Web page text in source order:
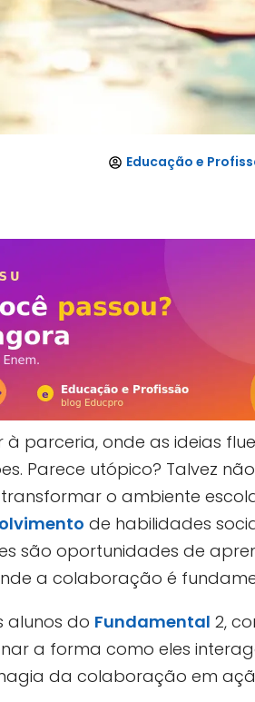
Educação e
parceria, onde as ideias
Parece utópico? Talvez
o ambiente
de habilidades
são oportunidades de
a colaboração é
alunos do Fundamental 2,
a forma como eles
da colaboração em